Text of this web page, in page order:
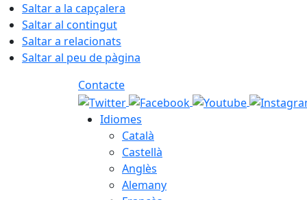
Saltar a la capçalera
Saltar al contingut
Saltar a relacionats
Saltar al peu de pàgina
Contacte
Idiomes
Català
Castellà
Anglès
Alemany